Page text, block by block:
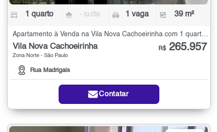
1 quarto - suíte 1 vaga 39 m²
Apartamento à Venda na Vila Nova Cachoeirinha com 1 quarto - 39 m²
Vila Nova Cachoeirinha
Zona Norte - São Paulo
Rua Madrigais
R$ 265.957
Contatar